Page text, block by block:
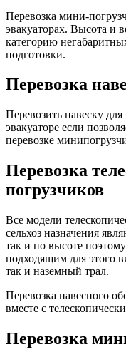
Перевозка мини-
эвакуаторах. Высота и
категорию
подготовки.
Перевозка
Перевозить навеску
эвакуаторе если
перевозке
Перевозка
погрузчиков
Все модели
сельхоз назначения
так и по высоте
подходящим для этого
так и наземный трал.
Перевозка навесного
вместе с
Перевозка